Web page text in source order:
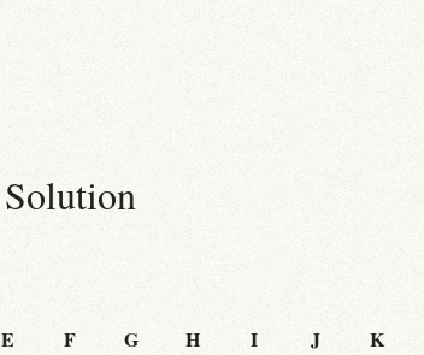
Solution
E F G H I J K